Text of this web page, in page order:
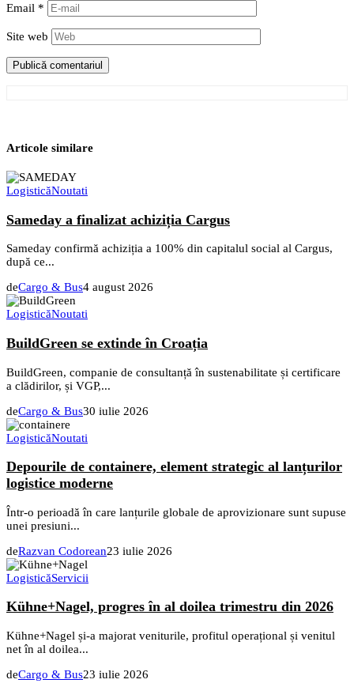
Email *
Site web
Articole similare
LogisticăNoutati
Sameday a finalizat achiziția Cargus
Sameday confirmă achiziția a 100% din capitalul social al Cargus,
după ce...
deCargo & Bus4 august 2026
LogisticăNoutati
BuildGreen se extinde în Croația
BuildGreen, companie de consultanță în sustenabilitate și certificare
a clădirilor, și VGP,...
deCargo & Bus30 iulie 2026
LogisticăNoutati
Depourile de containere, element strategic al lanțurilor
logistice moderne
Într-o perioadă în care lanțurile globale de aprovizionare sunt supuse
unei presiuni...
deRazvan Codorean23 iulie 2026
LogisticăServicii
Kühne+Nagel, progres în al doilea trimestru din 2026
Kühne+Nagel și-a majorat veniturile, profitul operațional și venitul
net în al doilea...
deCargo & Bus23 iulie 2026